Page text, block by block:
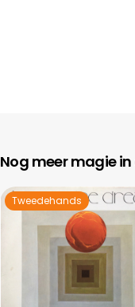
Nog meer magie in
Tweedehands